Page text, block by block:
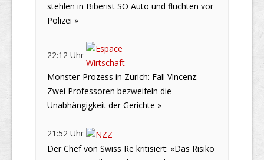
stehlen in Biberist SO Auto und flüchten vor
Polizei »
22:12 Uhr
Monster-Prozess in Zürich: Fall Vincenz:
Zwei Professoren bezweifeln die
Unabhängigkeit der Gerichte »
21:52 Uhr
Der Chef von Swiss Re kritisiert: «Das Risiko